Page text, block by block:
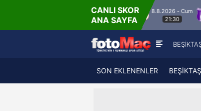
CANLI SKOR
ANA SAYFA
8.8.2026 - Cum
21:30
Keçiörengücü
SON EKLENENLER BEŞİKTAŞ